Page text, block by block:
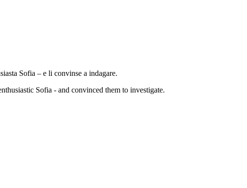
Sofia – e li convinse a indagare.
Sofia - and convinced them to investigate.